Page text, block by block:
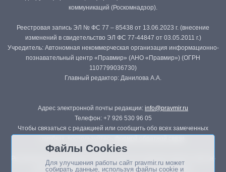
коммуникаций (Роскомнадзор).
Реестровая запись ЭЛ № ФС 77 – 85438 от 13.06.2023 г. (внесение
изменений в свидетельство ЭЛ ФС 77-44847 от 03.05.2011 г.)
Учредитель: Автономная некоммерческая организация информационно-
познавательный центр «Правмир» (АНО «Правмир») (ОГРН
1107799036730)
Главный редактор: Данилова А.А.
Адрес электронной почты редакции: info@pravmir.ru
Телефон: +7 926 530 96 05
Чтобы связаться с редакцией или сообщить обо всех замеченных
Републикация материалов сайта в печатных изданиях (книгах, прессе)
возможна только с письменного разрешения редакции.
Файлы Cookies
Для улучшения работы сайт pravmir.ru может
собирать данные, используя файлы cookie и